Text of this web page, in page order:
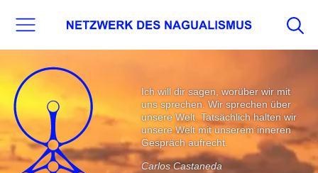
Ich will dir sagen, worüber wir mit
uns sprechen. Wir sprechen über
unsere Welt. Tatsächlich halten wir
unsere Welt mit unserem inneren
Gespräch aufrecht.
Carlos Castaneda